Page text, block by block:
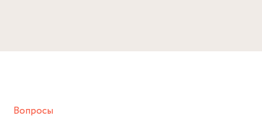
Размер подвески: 3 см
Снимайте ваше украшение перед купанием (и в море, и в
спортивный инвентарь).
Вопросы